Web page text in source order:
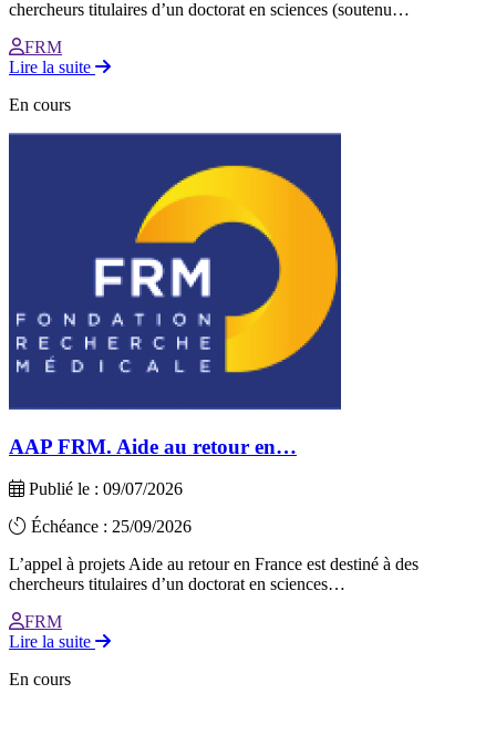
chercheurs titulaires d’un doctorat en sciences (soutenu…
FRM
Lire la suite
En cours
AAP FRM. Aide au retour en…
Publié le : 09/07/2026
Échéance : 25/09/2026
L’appel à projets Aide au retour en France est destiné à des
chercheurs titulaires d’un doctorat en sciences…
FRM
Lire la suite
En cours